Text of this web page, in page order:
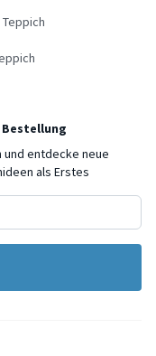
entdecke neue
als Erstes